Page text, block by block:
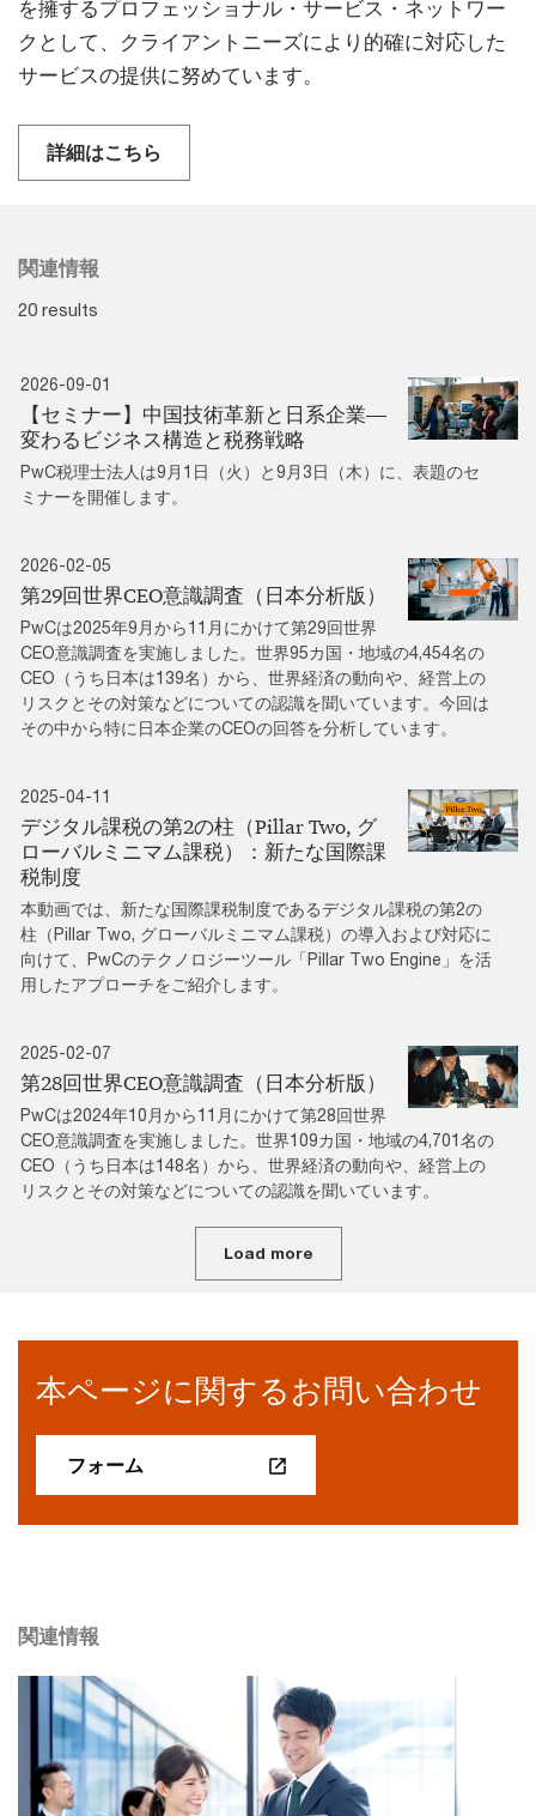
を擁するプロフェッショナル・サービス・ネットワー
クとして、クライアントニーズにより的確に対応した
サービスの提供に努めています。
詳細はこちら
関連情報
20 results
2026-09-01
【セミナー】中国技術革新と日系企業—
変わるビジネス構造と税務戦略
PwC税理士法人は9月1日（火）と9月3日（木）に、表題のセ
ミナーを開催します。
2026-02-05
第29回世界CEO意識調査（日本分析版）
PwCは2025年9月から11月にかけて第29回世界
CEO意識調査を実施しました。世界95カ国・地域の4,454名の
CEO（うち日本は139名）から、世界経済の動向や、経営上の
リスクとその対策などについての認識を聞いています。今回は
その中から特に日本企業のCEOの回答を分析しています。
2025-04-11
デジタル課税の第2の柱（Pillar Two, グ
ローバルミニマム課税）：新たな国際課
税制度
本動画では、新たな国際課税制度であるデジタル課税の第2の
柱（Pillar Two, グローバルミニマム課税）の導入および対応に
向けて、PwCのテクノロジーツール「Pillar Two Engine」を活
用したアプローチをご紹介します。
2025-02-07
第28回世界CEO意識調査（日本分析版）
PwCは2024年10月から11月にかけて第28回世界
CEO意識調査を実施しました。世界109カ国・地域の4,701名の
CEO（うち日本は148名）から、世界経済の動向や、経営上の
リスクとその対策などについての認識を聞いています。
Load more
本ページに関するお問い合わせ
フォーム
関連情報